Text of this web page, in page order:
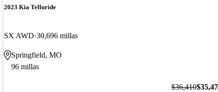
2023 Kia Telluride
SX AWD 30,696 millas
Springfield, MO
96 millas
$36,410